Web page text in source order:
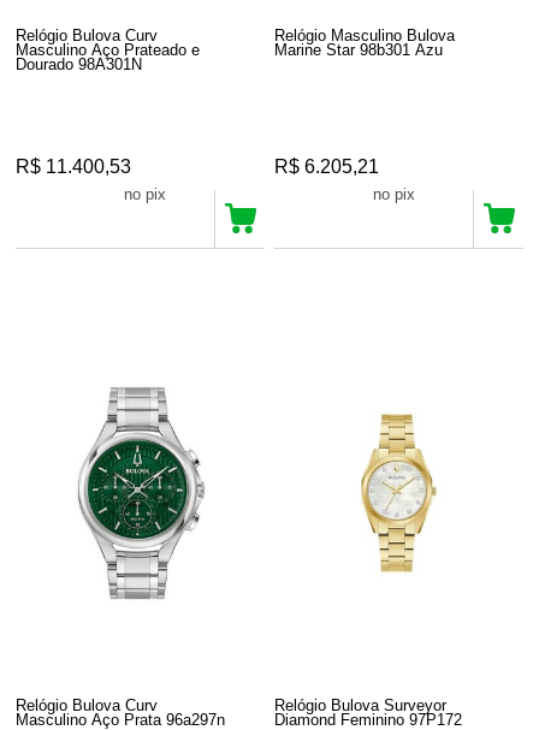
Relógio Bulova Curv
Masculino Aço Prateado e
Dourado 98A301N
R$ 11.400,53
no pix
Relógio Masculino Bulova
Marine Star 98b301 Azu
R$ 6.205,21
no pix
Relógio Bulova Curv
Masculino Aço Prata 96a297n
Relógio Bulova Surveyor
Diamond Feminino 97P172